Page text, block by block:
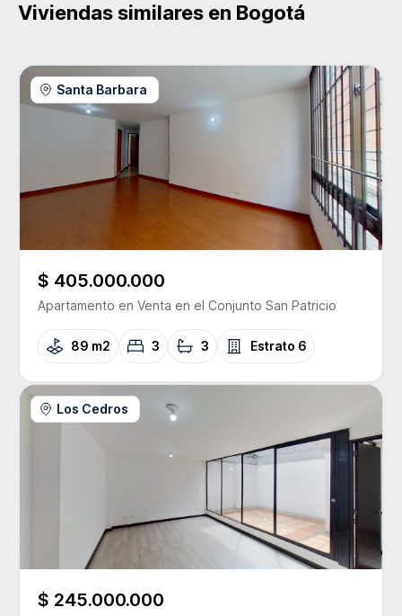
Viviendas similares en Bogotá
Santa Barbara
$ 405.000.000
Apartamento en Venta en el Conjunto San Patricio
89 m2 3 3 Estrato 6
Los Cedros
$ 245.000.000